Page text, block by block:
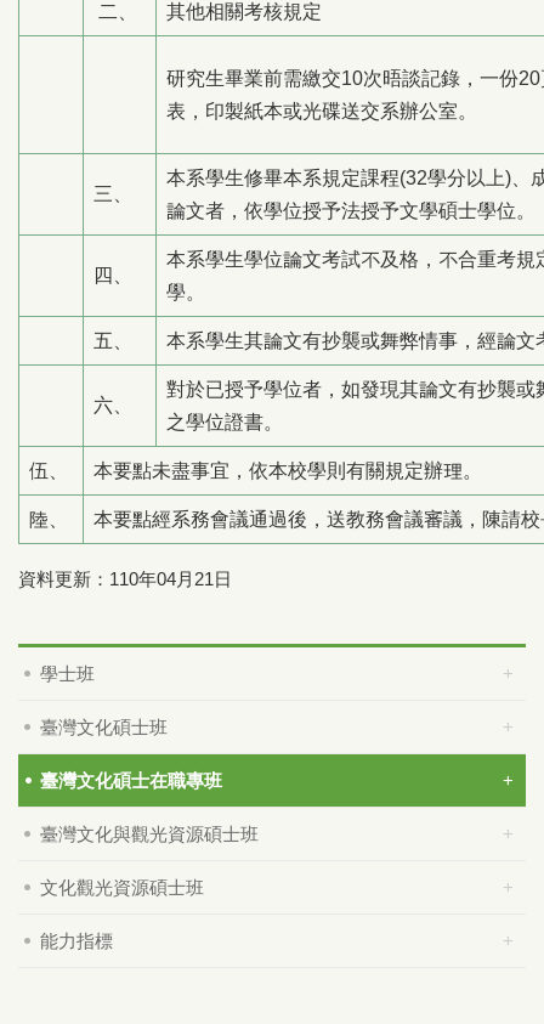
二、 其他相關考核規定
研究生畢業前需繳交10次晤談記錄，一份
表，印製紙本或光碟送交系辦公室。
三、
本系學生修畢本系規定課程(32學分以上)、
論文者，依學位授予法授予文學碩士學位。
四、
本系學生學位論文考試不及格，不合重考
學。
五、 本系學生其論文有抄襲或舞弊情事，經論
六、
對於已授予學位者，如發現其論文有抄襲
之學位證書。
伍、 本要點未盡事宜，依本校學則有關規定辦理。
陸、 本要點經系務會議通過後，送教務會議審議，陳請
資料更新：110年04月21日
學士班
臺灣文化碩士班
臺灣文化碩士在職專班
臺灣文化與觀光資源碩士班
文化觀光資源碩士班
能力指標